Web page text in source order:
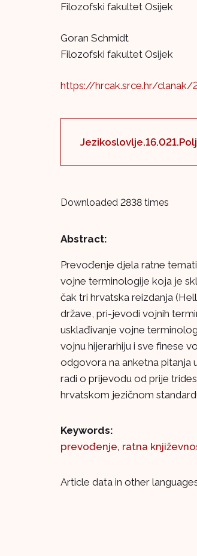
Filozofski fakultet Osijek
Goran Schmidt
Filozofski fakultet Osijek
https://hrcak.srce.hr/
Downloaded 2838 times
Abstract:
Prevođenje djela ratne
vojne terminologije koja je
čak tri hrvatska reizdanja
države, pri-jevodi vojnih
usklađivanje vojne
vojnu hijerarhiju i sve finese
odgovora na anketna pitanja
radi o prijevodu od prije
hrvatskom jezičnom
Keywords:
prevođenje, ratna
Article data in other